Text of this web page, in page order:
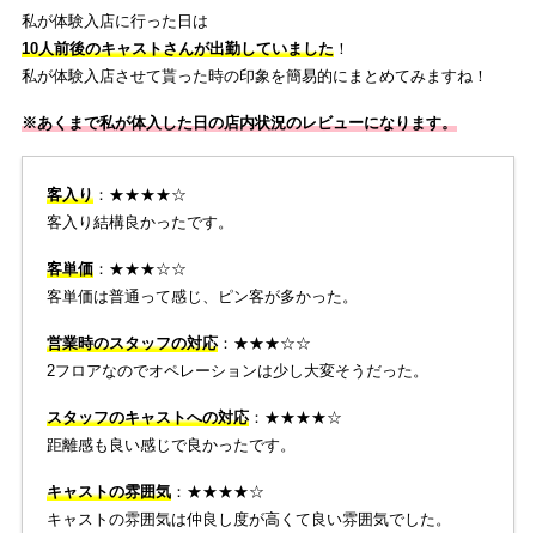
私が体験入店に行った日は
10人前後のキャストさんが出勤していました！
私が体験入店させて貰った時の印象を簡易的にまとめてみますね！
※あくまで私が体入した日の店内状況のレビューになります。
客入り：★★★★☆
客入り結構良かったです。
客単価：★★★☆☆
客単価は普通って感じ、ピン客が多かった。
営業時のスタッフの対応：★★★☆☆
2フロアなのでオペレーションは少し大変そうだった。
スタッフのキャストへの対応：★★★★☆
距離感も良い感じで良かったです。
キャストの雰囲気：★★★★☆
キャストの雰囲気は仲良し度が高くて良い雰囲気でした。